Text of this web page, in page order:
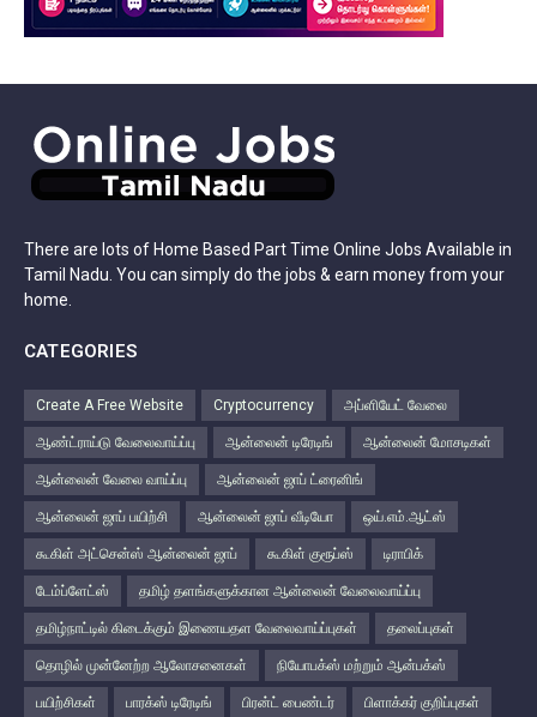
There are lots of Home Based Part Time Online Jobs Available in
Tamil Nadu. You can simply do the jobs & earn money from your
home.
CATEGORIES
Create A Free Website Cryptocurrency அப்ளியேட் வேலை
ஆண்ட்ராய்டு வேலைவாய்ப்பு ஆன்லைன் டிரேடிங் ஆன்லைன் மோசடிகள்
ஆன்லைன் வேலை வாய்ப்பு ஆன்லைன் ஜாப் ட்ரைனிங்
ஆன்லைன் ஜாப் பயிற்சி ஆன்லைன் ஜாப் வீடியோ ஒய்.எம்.ஆட்ஸ்
கூகிள் அட்சென்ஸ் ஆன்லைன் ஜாப் கூகிள் குரூப்ஸ் டிராபிக்
டேம்ப்ளேட்ஸ் தமிழ் தளங்களுக்கான ஆன்லைன் வேலைவாய்ப்பு
தமிழ்நாட்டில் கிடைக்கும் இணையதள வேலைவாய்ப்புகள் தலைப்புகள்
தொழில் முன்னேற்ற ஆலோசனைகள் நியோபக்ஸ் மற்றும் ஆன்பக்ஸ்
பயிற்சிகள் பாரக்ஸ் டிரேடிங் பிரன்ட் பைண்டர் பிளாக்கர் குறிப்புகள்